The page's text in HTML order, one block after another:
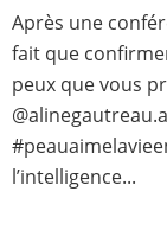
Après une
fait que
peux que vous
l’intelligence...